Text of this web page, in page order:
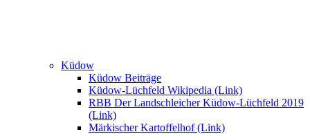
Küdow
Küdow Beiträge
Küdow-Lüchfeld Wikipedia (Link)
RBB Der Landschleicher Küdow-Lüchfeld 2019
(Link)
Märkischer Kartoffelhof (Link)